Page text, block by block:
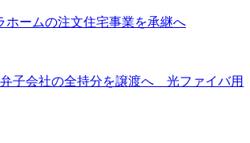
ホームの注文住宅事業を承継へ
子会社の全持分を譲渡へ 光ファイバ用